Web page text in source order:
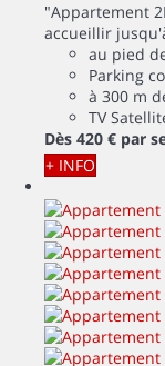
"Appartement
accueillir
au pied
Parking
à 300 m
TV
Dès 420 € par
+ INFO